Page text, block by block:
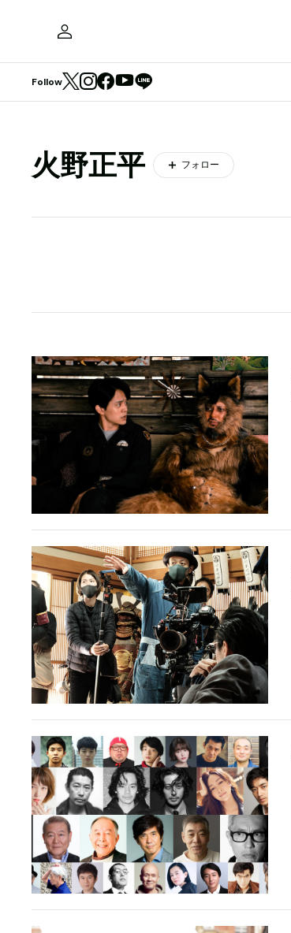
Follow
火野正平 フォロー